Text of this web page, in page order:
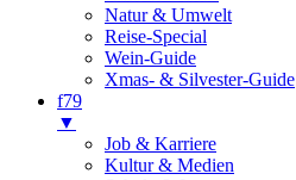
Natur & Umwelt
Reise-Special
Wein-Guide
Xmas- & Silvester-Guide
f79
▼
Job & Karriere
Kultur & Medien